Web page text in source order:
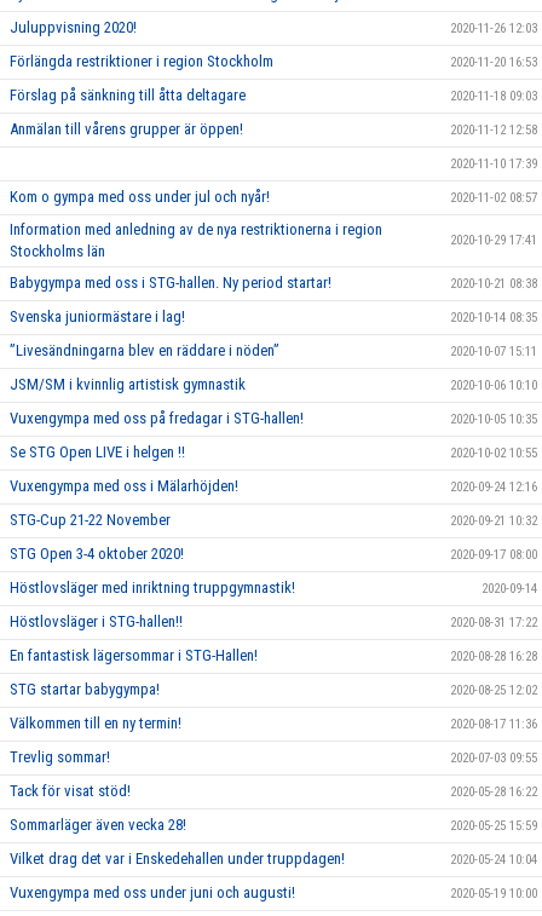
Juluppvisning 2020! 2020-11-26 12:03
Förlängda restriktioner i region Stockholm 2020-11-20 16:53
Förslag på sänkning till åtta deltagare 2020-11-18 09:03
Anmälan till vårens grupper är öppen! 2020-11-12 12:58
2020-11-10 17:39
Kom o gympa med oss under jul och nyår! 2020-11-02 08:57
Information med anledning av de nya restriktionerna i region
Stockholms län
2020-10-29 17:41
Babygympa med oss i STG-hallen. Ny period startar! 2020-10-21 08:38
Svenska juniormästare i lag! 2020-10-14 08:35
”Livesändningarna blev en räddare i nöden” 2020-10-07 15:11
JSM/SM i kvinnlig artistisk gymnastik 2020-10-06 10:10
Vuxengympa med oss på fredagar i STG-hallen! 2020-10-05 10:35
Se STG Open LIVE i helgen !! 2020-10-02 10:55
Vuxengympa med oss i Mälarhöjden! 2020-09-24 12:16
STG-Cup 21-22 November 2020-09-21 10:32
STG Open 3-4 oktober 2020! 2020-09-17 08:00
Höstlovsläger med inriktning truppgymnastik! 2020-09-14
Höstlovsläger i STG-hallen!! 2020-08-31 17:22
En fantastisk lägersommar i STG-Hallen! 2020-08-28 16:28
STG startar babygympa! 2020-08-25 12:02
Välkommen till en ny termin! 2020-08-17 11:36
Trevlig sommar! 2020-07-03 09:55
Tack för visat stöd! 2020-05-28 16:22
Sommarläger även vecka 28! 2020-05-25 15:59
Vilket drag det var i Enskedehallen under truppdagen! 2020-05-24 10:04
Vuxengympa med oss under juni och augusti! 2020-05-19 10:00